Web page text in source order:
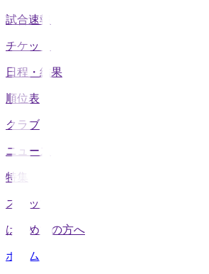
試合速報
チケット
日程・結果
順位表
クラブ
ニュース
特集
スタッツ
はじめての方へ
ホーム